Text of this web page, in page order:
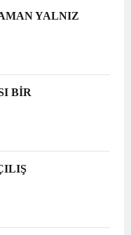
YALNIZ
BİR